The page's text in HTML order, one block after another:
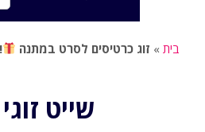
בית » זוג כרטיסים לסרט במתנה !
שייט